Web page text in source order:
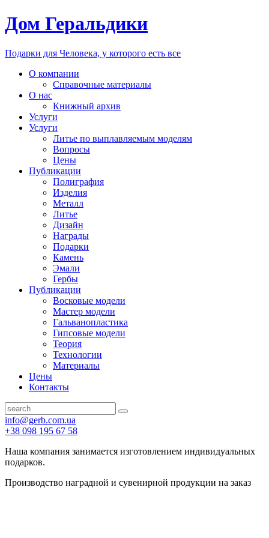
Дом Геральдики
Подарки для Человека, у которого есть все
О компании
Справочные материалы
О нас
Книжный архив
Услуги
Услуги
Литье по выплавляемым моделям
Вопросы
Цены
Публикации
Полиграфия
Изделия
Металл
Литье
Дизайн
Награды
Подарки
Камень
Эмали
Гербы
Публикации
Восковые модели
Мастер модели
Гальванопластика
Гипсовые модели
Теория
Технологии
Материалы
Цены
Контакты
info@gerb.com.ua
+38 098 195 67 58
Наша компания занимается изготовлением индивидуальных
подарков.
Производство наградной и сувенирной продукции на заказ